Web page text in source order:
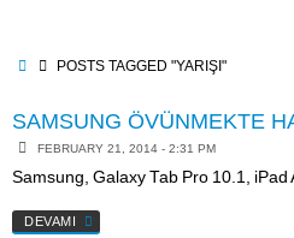
contentHOMEPOSTS TAGGED "YARIŞI"
SAMSUNG ÖVÜNMEKTE
FEBRUARY 21, 2014 - 2:31 PM
Samsung, Galaxy Tab Pro 10.1, iPad
DEVAMI